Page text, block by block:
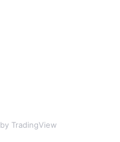
by TradingView